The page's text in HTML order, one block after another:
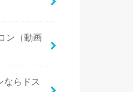
ン（動画
ならドス